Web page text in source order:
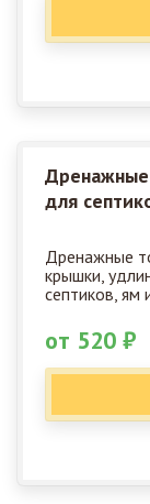
Дренажные
для
Дренажные
крышки,
септиков, ям
от 520 ₽